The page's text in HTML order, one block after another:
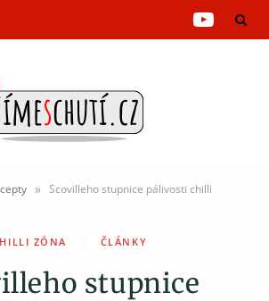
Y
» Scovilleho stupnice pálivosti chilli
ZÓNA ČLÁNKY
stupnice